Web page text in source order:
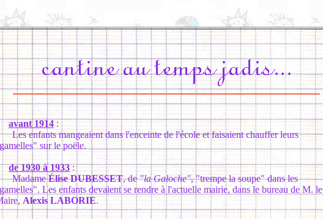
avant 1914:
enfants mangeaient dans l'enceinte de l'école et faisaient chauffer leurs
sur le poële.
de 1930 à 1933:
Élise DUBESSET, de"la Galoche", "trempe la soupe" dans les
Les enfants devaient se rendre à l'actuelle mairie, dans le bureau de M. le
Alexis LABORIE.